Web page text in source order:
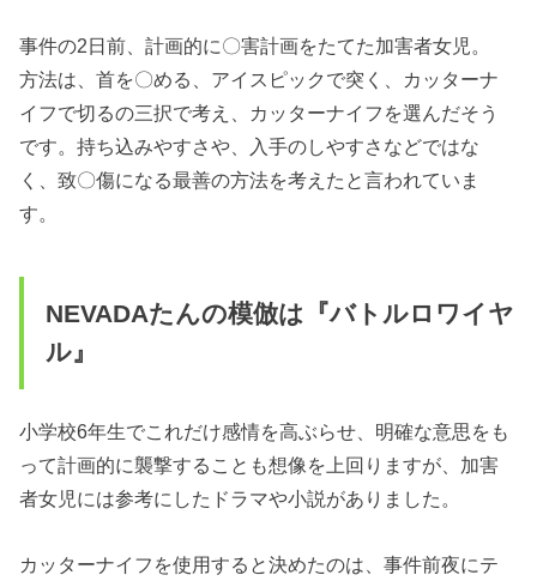
事件の2日前、計画的に〇害計画をたてた加害者女児。
方法は、首を〇める、アイスピックで突く、カッターナ
イフで切るの三択で考え、カッターナイフを選んだそう
です。持ち込みやすさや、入手のしやすさなどではな
く、致〇傷になる最善の方法を考えたと言われていま
す。
NEVADAたんの模倣は『バトルロワイヤ
ル』
小学校6年生でこれだけ感情を高ぶらせ、明確な意思をも
って計画的に襲撃することも想像を上回りますが、加害
者女児には参考にしたドラマや小説がありました。
カッターナイフを使用すると決めたのは、事件前夜にテ